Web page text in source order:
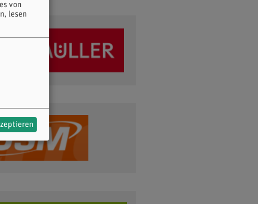
von
lesen